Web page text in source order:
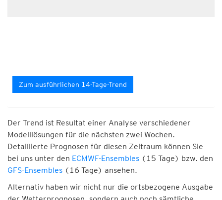
Zum ausführlichen 14-Tage-Trend
Der Trend ist Resultat einer Analyse verschiedener
Modelllösungen für die nächsten zwei Wochen.
Detaillierte Prognosen für diesen Zeitraum können Sie
bei uns unter den ECMWF-Ensembles (15 Tage) bzw. den
GFS-Ensembles (16 Tage) ansehen.
Alternativ haben wir nicht nur die ortsbezogene Ausgabe